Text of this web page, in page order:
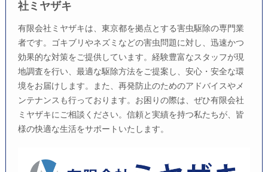
社ミヤザキ
有限会社ミヤザキは、東京都を拠点とする害虫駆除の専門業
者です。ゴキブリやネズミなどの害虫問題に対し、迅速かつ
効果的な対策をご提供しています。経験豊富なスタッフが現
地調査を行い、最適な駆除方法をご提案し、安心・安全な環
境をお届けします。また、再発防止のためのアドバイスやメ
ンテナンスも行っております。お困りの際は、ぜひ有限会社
ミヤザキにご相談ください。信頼と実績を持つ私たちが、皆
様の快適な生活をサポートいたします。